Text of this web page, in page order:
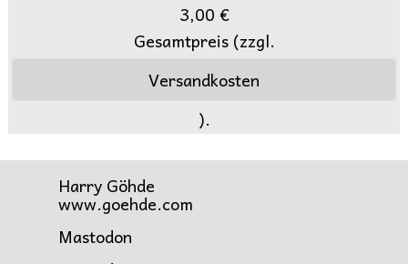
3,00 €
Gesamtpreis (zzgl.
Versandkosten
).
Harry Göhde
www.goehde.com
Mastodon